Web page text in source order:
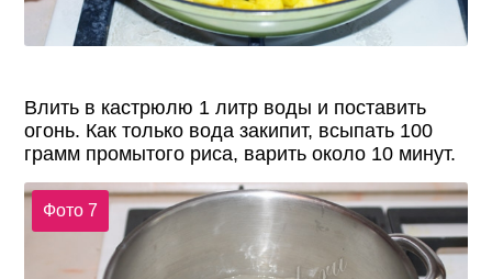
Влить в кастрюлю 1 литр воды и поставить
огонь. Как только вода закипит, всыпать 100
грамм промытого риса, варить около 10 минут.
Фото 7